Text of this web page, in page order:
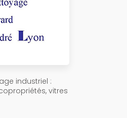
industriel :
vitres